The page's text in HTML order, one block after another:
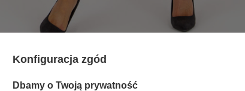
Konfiguracja zgód
Dbamy o Twoją prywatność